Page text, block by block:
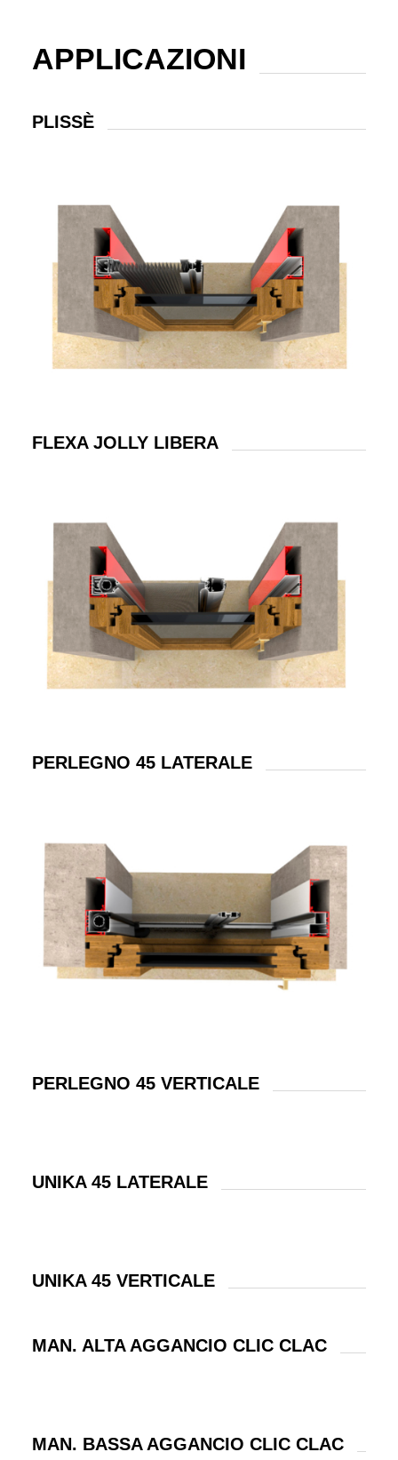
APPLICAZIONI
PLISSÈ
FLEXA JOLLY LIBERA
PERLEGNO 45 LATERALE
PERLEGNO 45 VERTICALE
UNIKA 45 LATERALE
UNIKA 45 VERTICALE
MAN. ALTA AGGANCIO CLIC CLAC
MAN. BASSA AGGANCIO CLIC CLAC